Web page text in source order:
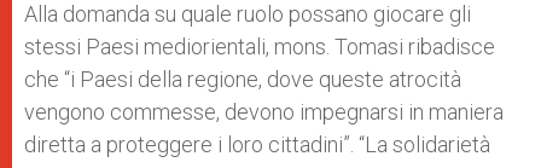
Alla domanda su quale ruolo possano giocare gli
stessi Paesi mediorientali, mons. Tomasi ribadisce
che “i Paesi della regione, dove queste atrocità
vengono commesse, devono impegnarsi in maniera
diretta a proteggere i loro cittadini”. “La solidarietà